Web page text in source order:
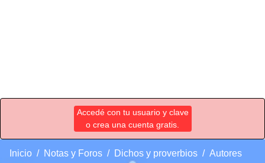
Accedé con tu usuario y clave
o crea una cuenta gratis.
Inicio Notas y Foros Dichos y proverbios Autores